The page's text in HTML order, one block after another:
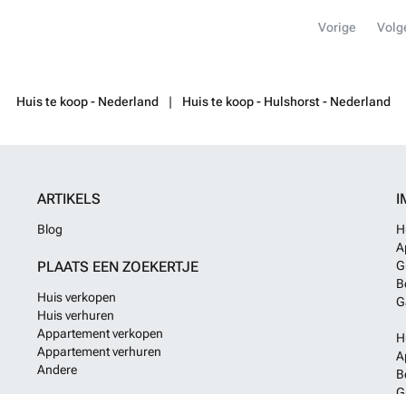
het gezin en/
een CAI-
afgewerkt en
creëren zes
slaapkamers
gescheiden
aanwezig. De
de
ook is er nog
Vorige
Huis te koop - Nederland Huis te koop - Hulshorst - Nederland
ARTIKELS
Blog
PLAATS EEN ZOEKERTJE
Huis verkopen
Huis verhuren
Appartement verkopen
Appartement verhuren
Andere